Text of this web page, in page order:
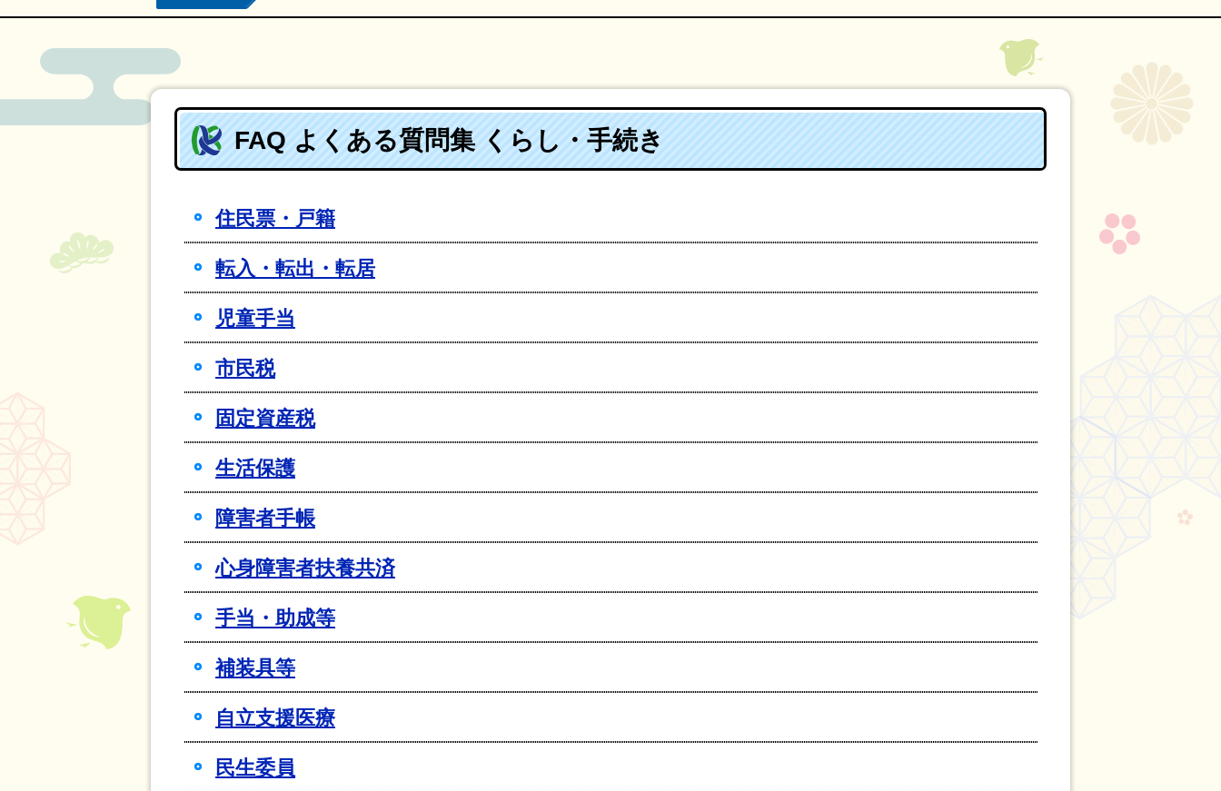
FAQ よくある質問集 くらし・手続き
住民票・戸籍
転入・転出・転居
児童手当
市民税
固定資産税
生活保護
障害者手帳
心身障害者扶養共済
手当・助成等
補装具等
自立支援医療
民生委員